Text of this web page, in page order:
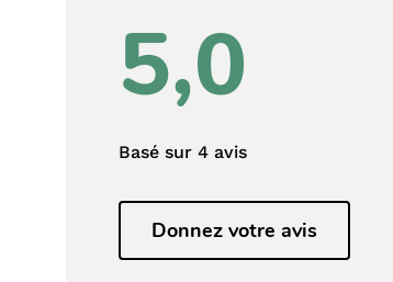
5,0
Basé sur 4 avis
Donnez votre avis